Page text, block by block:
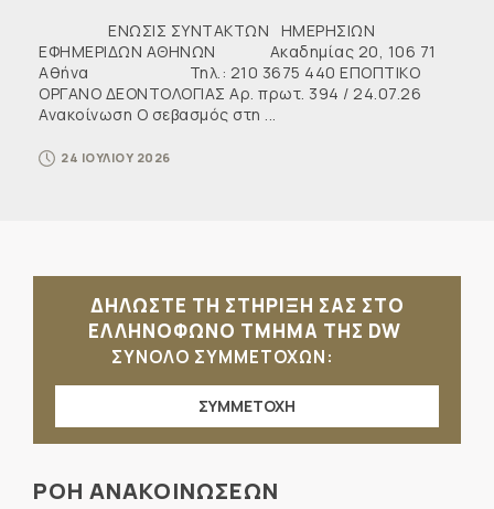
ΕΝΩΣΙΣ ΣΥΝΤΑΚΤΩΝ ΗΜΕΡΗΣΙΩΝ
ΕΦΗΜΕΡΙΔΩΝ ΑΘΗΝΩΝ Ακαδημίας 20, 106 71
Αθήνα Τηλ.: 210 3675 440 ΕΠΟΠΤΙΚΟ
ΟΡΓΑΝΟ ΔΕΟΝΤΟΛΟΓΙΑΣ Αρ. πρωτ. 394 / 24.07.26
Ανακοίνωση Ο σεβασμός στη ...
24 ΙΟΥΛΙΟΥ 2026
ΔΗΛΩΣΤΕ ΤΗ ΣΤΗΡΙΞΗ ΣΑΣ ΣΤΟ
ΕΛΛΗΝΟΦΩΝΟ ΤΜΗΜΑ ΤΗΣ DW
ΣΥΝΟΛΟ ΣΥΜΜΕΤΟΧΩΝ:
ΣΥΜΜΕΤΟΧΗ
ΡΟΗ ΑΝΑΚΟΙΝΩΣΕΩΝ